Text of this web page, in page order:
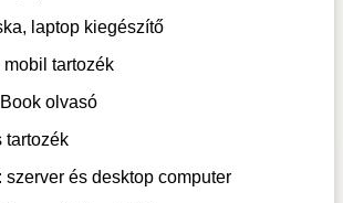
laptop kiegészítő
mobil tartozék
olvasó
tartozék
szerver és desktop computer